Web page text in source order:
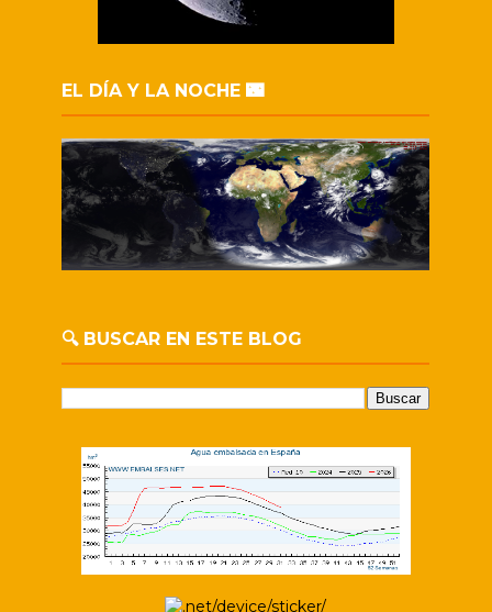
EL DÍA Y LA NOCHE 🌃
🔍 BUSCAR EN ESTE BLOG